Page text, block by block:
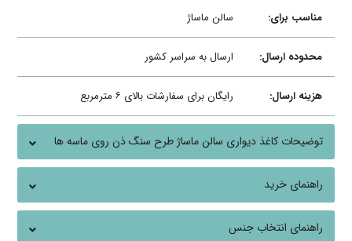
مناسب برای: سالن ماساژ
محدوده ارسال: ارسال به سراسر کشور
هزینه ارسال: رایگان برای سفارشات بالای ۶ مترمربع
توضیحات کاغذ دیواری سالن ماساژ طرح سنگ ذن روی ماسه ها
راهنمای خرید
راهنمای انتخاب جنس